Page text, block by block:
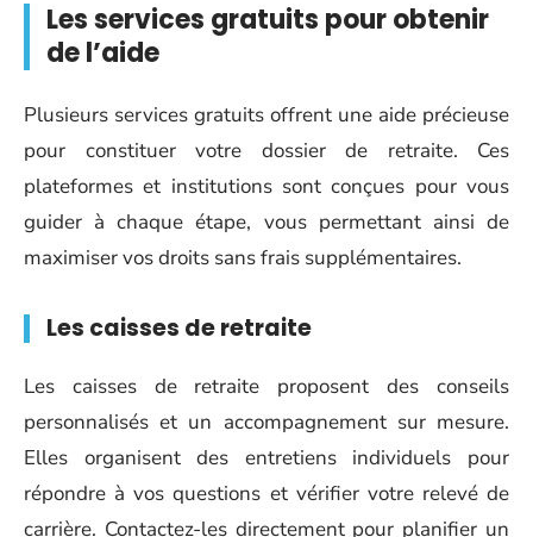
Les services gratuits pour obtenir
de l’aide
Plusieurs services gratuits offrent une aide précieuse
pour constituer votre dossier de retraite. Ces
plateformes et institutions sont conçues pour vous
guider à chaque étape, vous permettant ainsi de
maximiser vos droits sans frais supplémentaires.
Les caisses de retraite
Les caisses de retraite proposent des conseils
personnalisés et un accompagnement sur mesure.
Elles organisent des entretiens individuels pour
répondre à vos questions et vérifier votre relevé de
carrière. Contactez-les directement pour planifier un